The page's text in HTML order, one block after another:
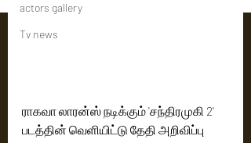
actors gallery
Tv news
ராகவா லாரன்ஸ் நடிக்கும் 'சந்திரமுகி 2'
படத்தின் வெளியிட்டு தேதி அறிவிப்பு